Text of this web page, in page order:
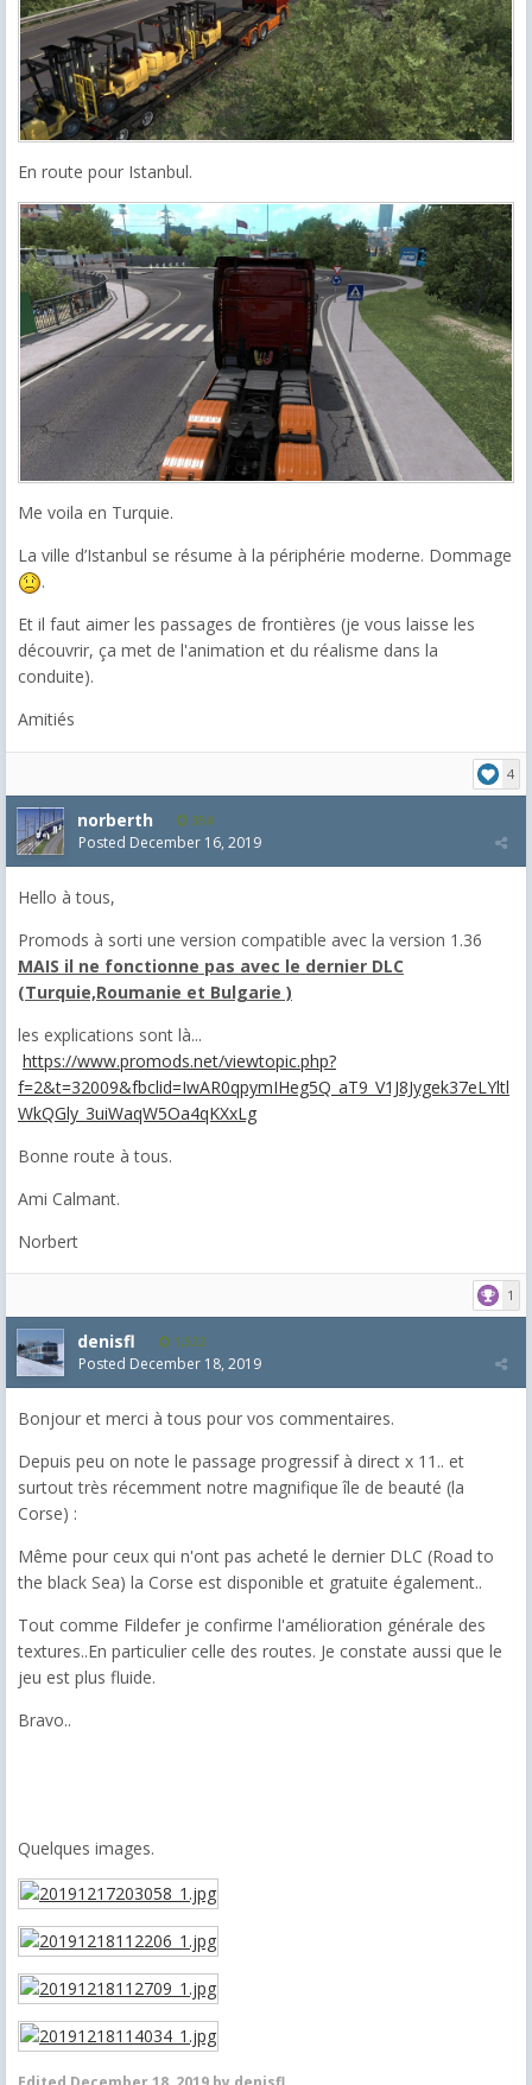
En route pour Istanbul.
Me voila en Turquie.
La ville d’Istanbul se résume à la périphérie moderne. Dommage
.
Et il faut aimer les passages de frontières (je vous laisse les
découvrir, ça met de l'animation et du réalisme dans la
conduite).
Amitiés
4
norberth 354
Posted December 16, 2019
Hello à tous,
Promods à sorti une version compatible avec la version 1.36
MAIS il ne fonctionne pas avec le dernier DLC
(Turquie,Roumanie et Bulgarie )
les explications sont là...
https://www.promods.net/viewtopic.php?
f=2&t=32009&fbclid=IwAR0qpymIHeg5Q_aT9_V1J8Jygek37eLYltl
WkQGly_3uiWaqW5Oa4qKXxLg
Bonne route à tous.
Ami Calmant.
Norbert
1
denisfl 1,522
Posted December 18, 2019
Bonjour et merci à tous pour vos commentaires.
Depuis peu on note le passage progressif à direct x 11.. et
surtout très récemment notre magnifique île de beauté (la
Corse) :
Même pour ceux qui n'ont pas acheté le dernier DLC (Road to
the black Sea) la Corse est disponible et gratuite également..
Tout comme Fildefer je confirme l'amélioration générale des
textures..En particulier celle des routes. Je constate aussi que le
jeu est plus fluide.
Bravo..
Quelques images.